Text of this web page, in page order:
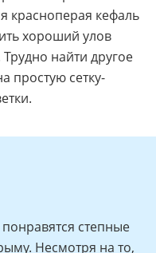
с берега. В
кефаль
хороший улов
найти другое
простую сетку-
степные